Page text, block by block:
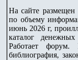
На сайте
по объему
июнь 2026 г,
каталог
Работает форум.
библиография,